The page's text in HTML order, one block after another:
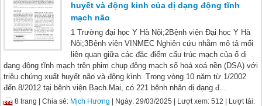
huyết và động kinh của dị dạng động tĩnh
mạch não
1 Trường đại học Y Hà Nội;2Bệnh viện Đại học Y Hà
Nội;3Bệnh viện VINMEC Nghiên cứu nhằm mô tả mối
liên quan giữa các đặc điểm cấu trúc mạch của ổ dị
dạng động tĩnh mạch trên phim chụp động mạch số hoá xoá nền (DSA) với
triệu chứng xuất huyết não và động kình. Trong vòng 10 năm từ 1/2002
đến 8/2012 tại bệnh viện Bạch Mai, có 221 bệnh nhân dị dạng đ...
8 trang | Chia sẻ: Mịch Hương | Ngày: 29/03/2025 | Lượt xem: 512 | Lượt tải: